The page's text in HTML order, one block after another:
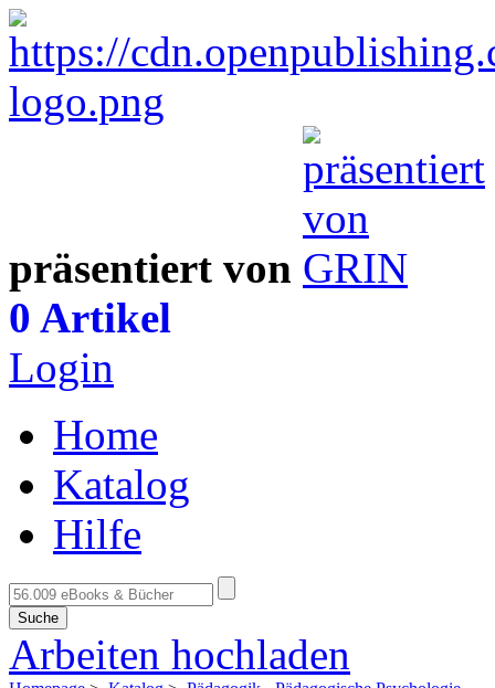
präsentiert von
0 Artikel
Login
Home
Katalog
Hilfe
Suche
Arbeiten hochladen